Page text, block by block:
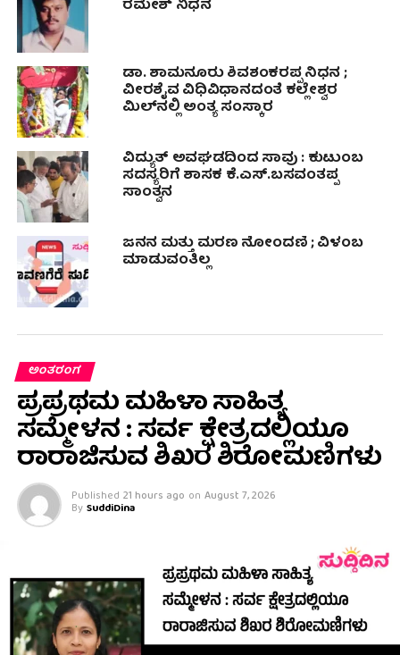
ರಮೇಶ್ ನಿಧನ
ಡಾ. ಶಾಮನೂರು ಶಿವಶಂಕರಪ್ಪ ನಿಧನ ;
ವೀರಶೈವ ವಿಧಿವಿಧಾನದಂತೆ ಕಲ್ಲೇಶ್ವರ
ಮಿಲ್‍ನಲ್ಲಿ ಅಂತ್ಯ ಸಂಸ್ಕಾರ
ವಿದ್ಯುತ್ ಅವಘಡದಿಂದ ಸಾವು : ಕುಟುಂಬ
ಸದಸ್ಯರಿಗೆ ಶಾಸಕ ಕೆ.ಎಸ್.ಬಸವಂತಪ್ಪ
ಸಾಂತ್ವನ
ಜನನ ಮತ್ತು ಮರಣ ನೋಂದಣಿ ; ವಿಳಂಬ
ಮಾಡುವಂತಿಲ್ಲ
ಅಂತರಂಗ
ಪ್ರಪ್ರಥಮ ಮಹಿಳಾ ಸಾಹಿತ್ಯ
ಸಮ್ಮೇಳನ : ಸರ್ವ ಕ್ಷೇತ್ರದಲ್ಲಿಯೂ
ರಾರಾಜಿಸುವ ಶಿಖರ ಶಿರೋಮಣಿಗಳು
Published 21 hours ago on August 7, 2026
By SuddiDina